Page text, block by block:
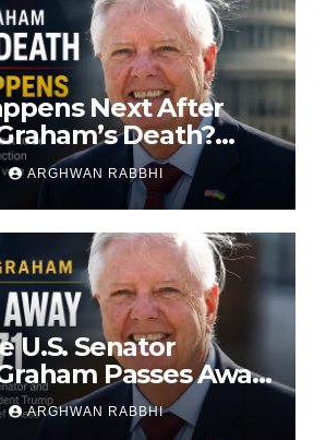
Next After
Death?
Senate Seat
Election
ARGHWAN RABBHI
U.S. Senator
Passes Away
ARGHWAN RABBHI